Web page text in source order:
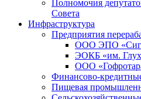
Полномочия
Совета
Инфраструктура
Предприятия
ООО ЭПО
ЭОКБ «им.
ООО
Финансово-
Пищевая